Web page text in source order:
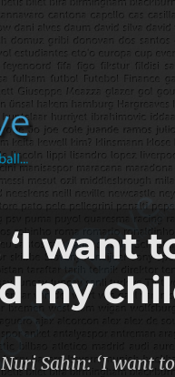
‘I want
my
Nuri Sahin: ‘I want